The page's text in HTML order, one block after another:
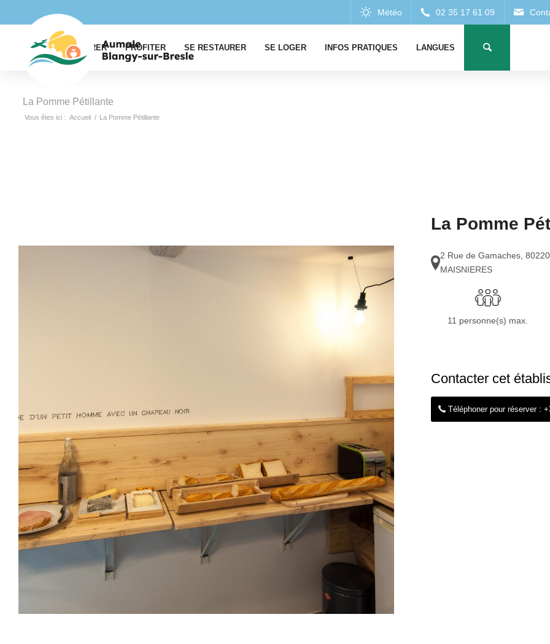
EXPLORER PROFITER SE RESTAURER SE LOGER INFOS PRATIQUES LANGUES
La Pomme Pétillante
Vous êtes ici : Accueil / La Pomme Pétillante
La Pomme
2 Rue de Gamaches 80220
MAISNIERES
11 personne(s) max.
Contacter cet
Téléphoner pour réserver :